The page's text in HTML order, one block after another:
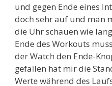
und gegen Ende eines
doch sehr auf und man
die Uhr schauen wie
Ende des Workouts
der Watch den Ende-
gefallen hat mir die
Werte während des